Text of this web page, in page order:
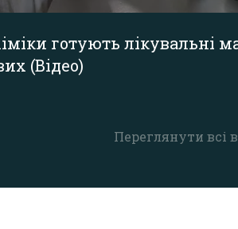
Переглянути всі
готують лікувальні
(Відео)